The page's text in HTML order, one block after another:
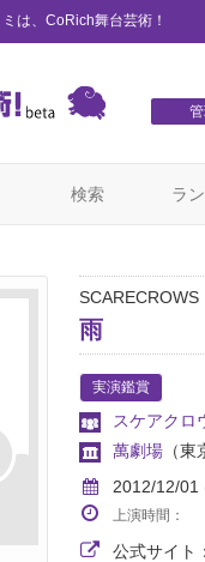
は、CoRich舞台芸術！
検索 ラ
SCARECROWS
雨
実演鑑賞
スケアクロ
萬劇場 （東
2012/12/01
上演時間：
公式サイト